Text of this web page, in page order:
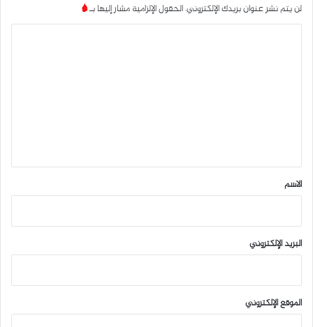
لن يتم نشر عنوان بريدك الإلكتروني.الحقول الإلزامية مشار إليها بـ*
*
الاسم
البريد الإلكتروني
الموقع الإلكتروني